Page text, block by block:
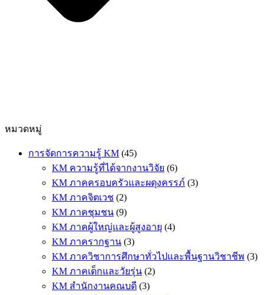
หมวดหมู่
การจัดการความรู้ KM (45)
KM ความรู้ที่ได้จากงานวิจัย (6)
KM ภาคครอบครัวและผดุงครรภ์ (3)
KM ภาคจิตเวช (2)
KM ภาคชุมชน (9)
KM ภาคผู้ใหญ่และผู้สูงอายุ (4)
KM ภาครากฐาน (3)
KM ภาควิชาการศึกษาทั่วไปและพื้นฐานวิชาชีพ (3)
KM ภาคเด็กและวัยรุ่น (2)
KM สำนักงานคณบดี (3)